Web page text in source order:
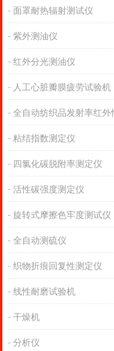
面罩耐热辐射测试仪
紫外测油仪
红外分光测油仪
人工心脏瓣膜疲劳试验机
粘结指数测定仪
四氯化碳脱附率测定仪
活性碳强度测定仪
旋转式摩擦色牢度测试仪
全自动测硫仪
织物折痕回复性测定仪
线性耐磨试验机
干燥机
分析仪